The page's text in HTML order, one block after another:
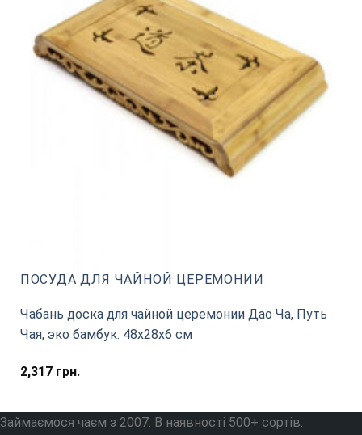
ПОСУДА ДЛЯ ЧАЙНОЙ ЦЕРЕМОНИИ
Чабань доска для чайной церемонии Дао Ча, Путь
Чая, эко бамбук. 48х28х6 см
2,317грн.
Займаємося чаєм з 2007. В наявності 500+ сортів.